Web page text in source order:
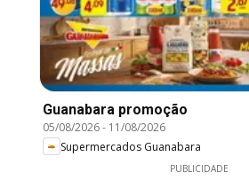
Guanabara promoção
05/08/2026- 11/08/2026
Supermercados Guanabara
PUBLICIDADE